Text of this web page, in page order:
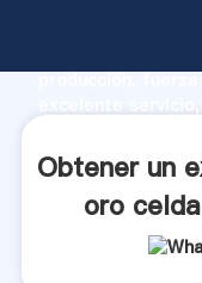
producción,
crea el valor y
Obtener un
oro